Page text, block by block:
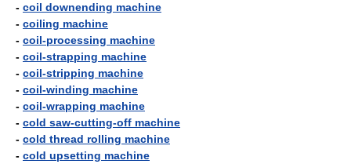
- coil downending machine
- coiling machine
- coil-processing machine
- coil-strapping machine
- coil-stripping machine
- coil-winding machine
- coil-wrapping machine
- cold saw-cutting-off machine
- cold thread rolling machine
- cold upsetting machine